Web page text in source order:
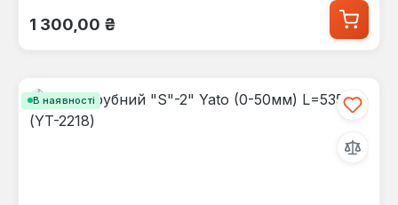
Звичайна ціна:
1 300,00 ₴
В наявності